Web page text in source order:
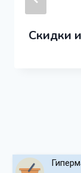
Скидки